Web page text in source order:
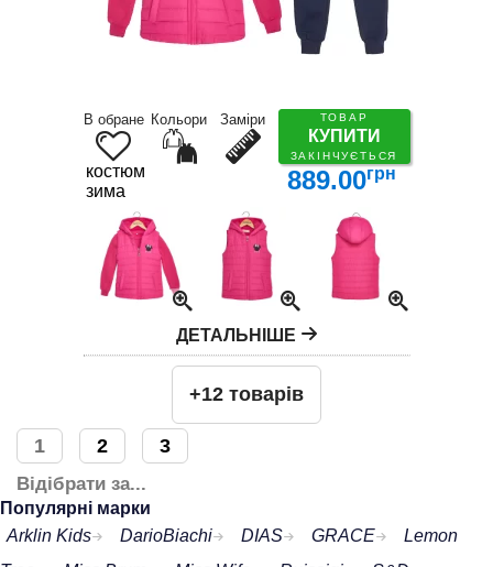
В обране Кольори Заміри ТОВАР
КУПИТИ
ЗАКІНЧУЄТЬСЯ
костюм
зима
889.00грн
ДЕТАЛЬНІШЕ
+12 товарів
1 2
3
Відібрати за...
Популярні марки
Arklin Kids
DarioBiachi DIAS GRACE
Lemon